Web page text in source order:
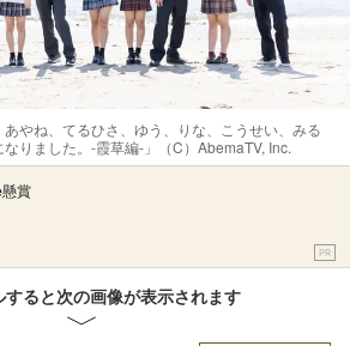
やね、てるひさ、ゆう、りな、こうせい、みる
りました。-霞草編-」（C）AbemaTV, Inc.
賞
PR
すると次の画像が表示されます